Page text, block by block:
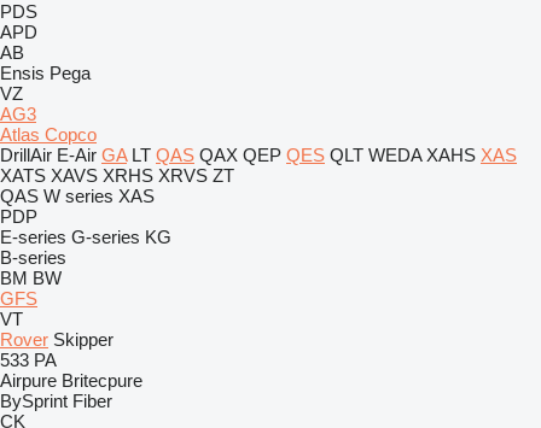
PDS
APD
AB
Ensis Pega
VZ
AG3
Atlas Copco
DrillAir E-Air GA LT QAS QAX QEP QES QLT WEDA XAHS XAS
XATS XAVS XRHS XRVS ZT
QAS W series XAS
PDP
E-series G-series KG
B-series
BM BW
GFS
VT
Rover Skipper
533 PA
Airpure Britecpure
BySprint Fiber
CK